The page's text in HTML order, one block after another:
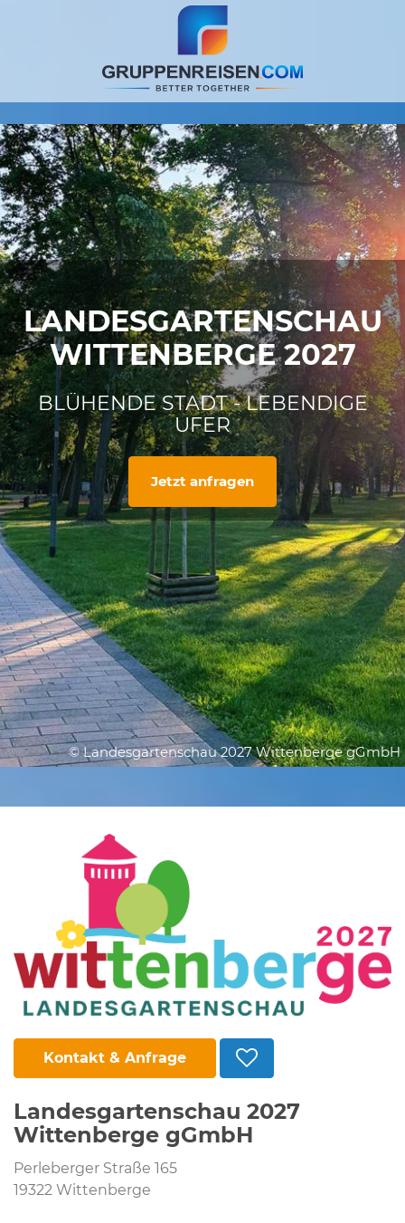
LANDESGARTENSCHAU
WITTENBERGE 2027
BLÜHENDE STADT - LEBENDIGE
UFER
Jetzt anfragen
© Landesgartenschau 2027 Wittenberge gGmbH
Kontakt & Anfrage
Landesgartenschau 2027
Wittenberge gGmbH
Perleberger Straße 165
19322 Wittenberge